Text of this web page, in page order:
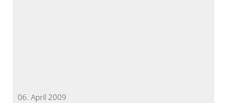
06. April 2009